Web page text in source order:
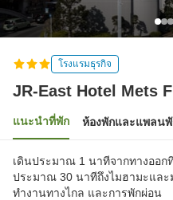
โรงแรมธุรกิจ
JR-East Hotel Mets
แนะนำที่พัก ห้องพักและแพลน
เดินประมาณ 1 นาทีจากทางออ
ประมาณ 30 นาทีถึงไมฮามะและ
ทำงานทางไกล และการพักผ่อน